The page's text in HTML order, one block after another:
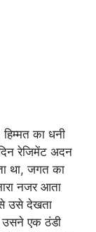
का धनी
रेजिमेंट अदन
था, जगत का
नजर आता
उसे देखता
उसने एक ठंडी